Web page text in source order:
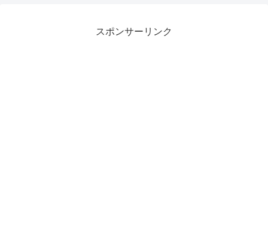
スポンサーリンク